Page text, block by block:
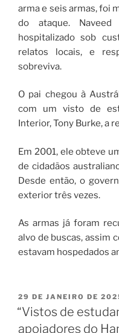
arma e seis armas, foi
do ataque.
hospitalizado sob
relatos locais, e
sobreviva.
O pai chegou à
com um visto de
Interior, Tony Burke, a
Em 2001, ele obteve
de cidadãos
Desde então, o
exterior três vezes.
As armas já foram
alvo de buscas, assim
estavam hospedados
29 DE JANEIRO DE
“Vistos de
apoiadores do